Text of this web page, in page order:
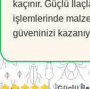
kaçınır. Güçlü
işlemlerinde
güveninizi